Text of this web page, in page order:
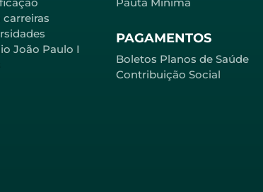
João Paulo I
Pauta Mínima
PAGAMENTOS
Boletos Planos de Saúde
Contribuição Social